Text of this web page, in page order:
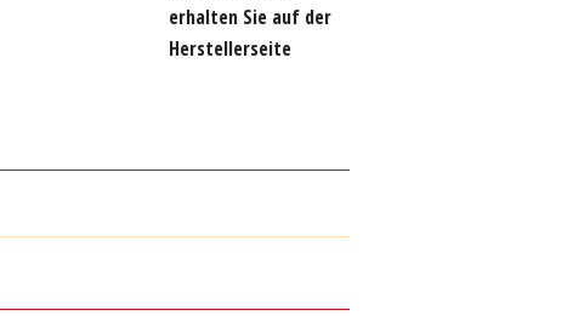
erhalten Sie auf der
Herstellerseite